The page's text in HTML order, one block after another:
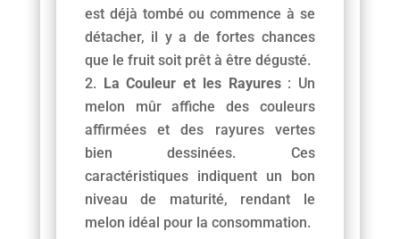
est déjà tombé ou commence à se
détacher, il y a de fortes chances
que le fruit soit prêt à être dégusté.
La Couleur et les Rayures: Un
melon mûr affiche des couleurs
affirmées et des rayures vertes
bien dessinées. Ces
caractéristiques indiquent un bon
niveau de maturité, rendant le
melon idéal pour la consommation.